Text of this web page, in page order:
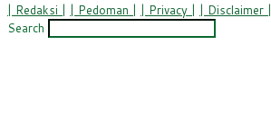
| Redaksi | | Pedoman | | Privacy | | Disclaimer |
Search